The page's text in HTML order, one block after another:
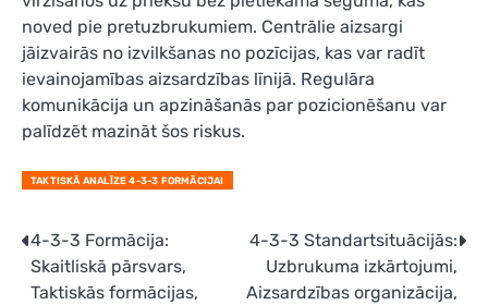
noved pie pretuzbrukumiem. Centrālie aizsargi
jāizvairās no izvilkšanas no pozīcijas, kas var radīt
ievainojamības aizsardzības līnijā. Regulāra
komunikācija un apzināšanās par pozicionēšanu var
palīdzēt mazināt šos riskus.
TAKTISKĀ ANALĪZE 4-3-3 FORMĀCIJAI
Post
navigation
4-3-3 Formācija:
Skaitliskā pārsvars,
Taktiskās formācijas,
4-3-3 Standartsituācijās:
Uzbrukuma izkārtojumi,
Aizsardzības organizācija,